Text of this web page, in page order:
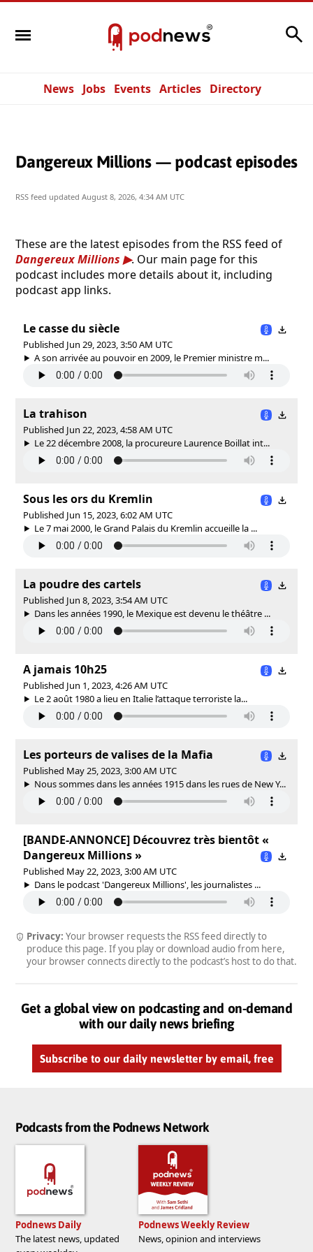
News Jobs Events Articles Directory
Dangereux Millions — podcast episodes
RSS feed updated August 8, 2026, 4:34 AM UTC
These are the latest episodes from the RSS feed of
Dangereux Millions
. Our main page for this
podcast includes more details about it, including
podcast app links.
Le casse du siècle
Published Jun 29, 2023, 3:50 AM UTC
A son arrivée au pouvoir en 2009, le Premier ministre m...
La trahison
Published Jun 22, 2023, 4:58 AM UTC
Le 22 décembre 2008, la procureure Laurence Boillat int...
Sous les ors du Kremlin
Published Jun 15, 2023, 6:02 AM UTC
Le 7 mai 2000, le Grand Palais du Kremlin accueille la ...
La poudre des cartels
Published Jun 8, 2023, 3:54 AM UTC
Dans les années 1990, le Mexique est devenu le théâtre ...
A jamais 10h25
Published Jun 1, 2023, 4:26 AM UTC
Le 2 août 1980 a lieu en Italie l’attaque terroriste la...
Les porteurs de valises de la Mafia
Published May 25, 2023, 3:00 AM UTC
Nous sommes dans les années 1915 dans les rues de New Y...
[BANDE-ANNONCE] Découvrez très bientôt «
Dangereux Millions »
Published May 22, 2023, 3:00 AM UTC
Dans le podcast 'Dangereux Millions', les journalistes ...
Privacy: Your browser requests the RSS feed directly to
produce this page. If you play or download audio from here,
your browser connects directly to the podcast’s host to do that.
Get a global view on podcasting and on-demand
with our daily news briefing
Subscribe to our daily newsletter by email, free
Podcasts from the Podnews Network
Podnews Daily
The latest news, updated
Podnews Weekly Review
News, opinion and interviews